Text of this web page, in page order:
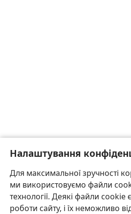
Налаштування
Для максимальної зручності
ми використовуємо файли
технології. Деякі файли
роботи сайту, і їх неможливо